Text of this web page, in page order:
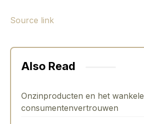
Source link
Also Read
Onzinproducten en het wankele
consumentenvertrouwen